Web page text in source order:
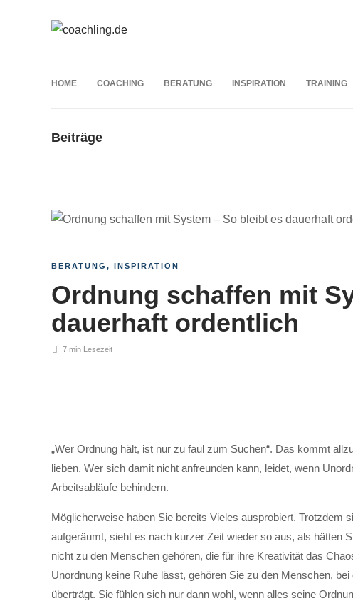
HOME COACHING BERATUNG INSPIRATION TRAINING
Beiträge
BERATUNG , INSPIRATION
Ordnung schaffen mit
dauerhaft ordentlich
7 min Lesezeit
„Wer Ordnung hält, ist nur zu faul zum Suchen“. Das kommt
lieben. Wer sich damit nicht anfreunden kann, leidet, wenn
Arbeitsabläufe behindern.
Möglicherweise haben Sie bereits Vieles ausprobiert. Trotzdem
aufgeräumt, sieht es nach kurzer Zeit wieder so aus, als hätten
nicht zu den Menschen gehören, die für ihre Kreativität das
Unordnung keine Ruhe lässt, gehören Sie zu den Menschen,
überträgt. Sie fühlen sich nur dann wohl, wenn alles seine